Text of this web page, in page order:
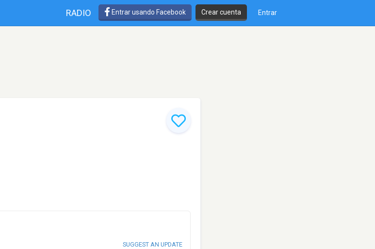
RADIO Entrar usando Facebook Crear cuenta Entrar
SUGGEST AN UPDATE